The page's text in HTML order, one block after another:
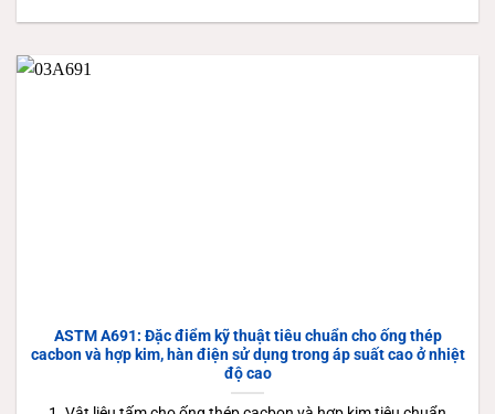
ASTM A691: Đặc điểm kỹ thuật tiêu chuẩn cho ống thép
cacbon và hợp kim, hàn điện sử dụng trong áp suất cao ở nhiệt
độ cao